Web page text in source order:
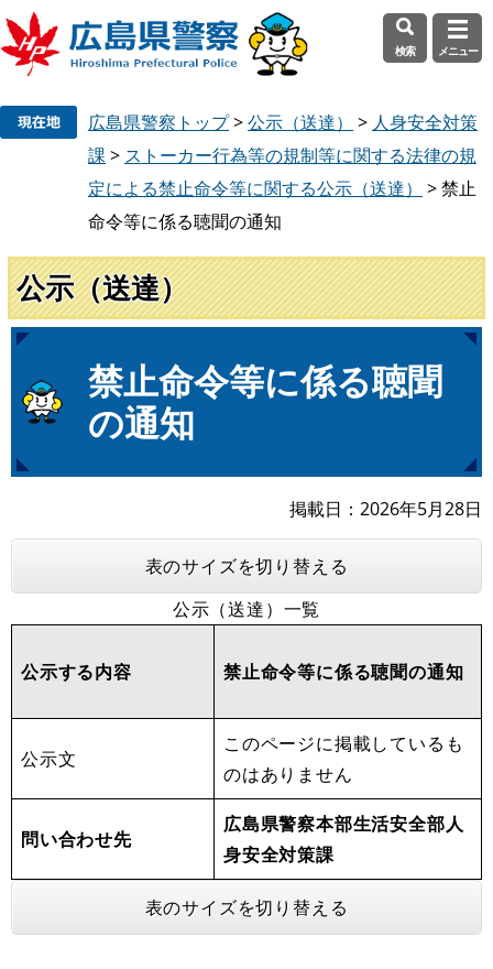
で
す
。
ば
し
て
本
検索 メニュー
広島県警察トップ>公示（送達） > 人身安全対策
課> ストーカー行為等の規制等に関する法律の規
定による禁止命令等に関する公示（送達）
>禁止
命令等に係る聴聞の通知
公示（送達）
文
禁止命令等に係る聴聞
の通知
掲載日 2026年5月28日
表のサイズを切り替える
公示（送達）一覧
公示する内容 禁止命令等に係る聴聞の通知
公示文
このページに掲載しているも
のはありません
問い合わせ先
広島県警察本部生活安全部人
身安全対策課
表のサイズを切り替える